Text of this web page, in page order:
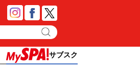
サブスク